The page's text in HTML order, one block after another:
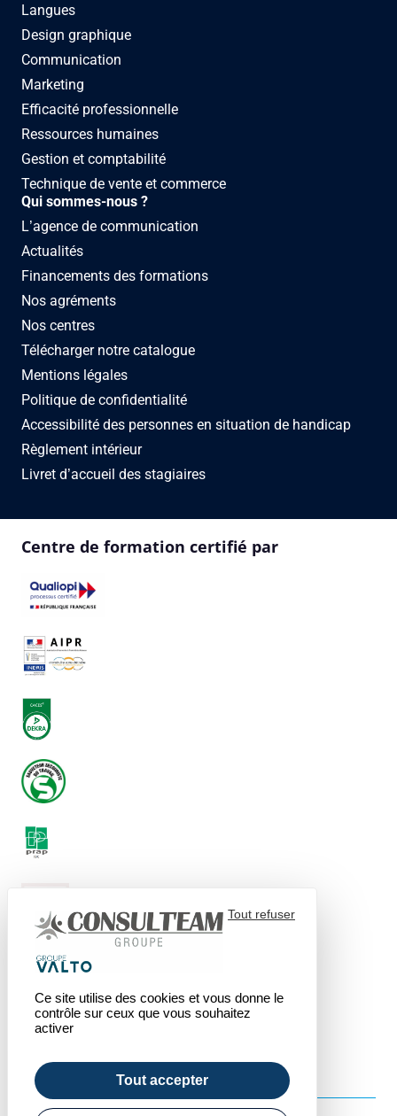
Langues
Design graphique
Communication
Marketing
Efficacité professionnelle
Ressources humaines
Gestion et comptabilité
Technique de vente et commerce
Qui sommes-nous ?
L’agence de communication
Actualités
Financements des formations
Nos agréments
Nos centres
Télécharger notre catalogue
Mentions légales
Politique de confidentialité
Accessibilité des personnes en situation de handicap
Règlement intérieur
Livret d’accueil des stagiaires
Centre de formation certifié par
Ce site utilise des cookies et vous donne le
contrôle sur ceux que vous souhaitez
activer
Tout accepter
Tout refuser